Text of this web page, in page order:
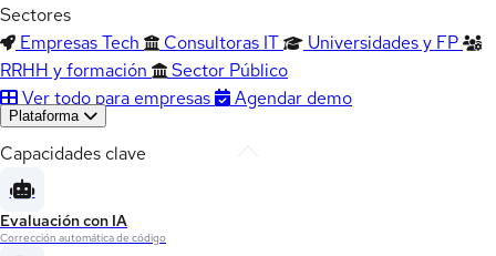
Sectores
Empresas Tech
Consultoras IT
Universidades y FP
RRHH y formación
Sector Público
Ver todo para empresas
Agendar demo
Plataforma
Capacidades clave
Evaluación con IA
Corrección automática de código